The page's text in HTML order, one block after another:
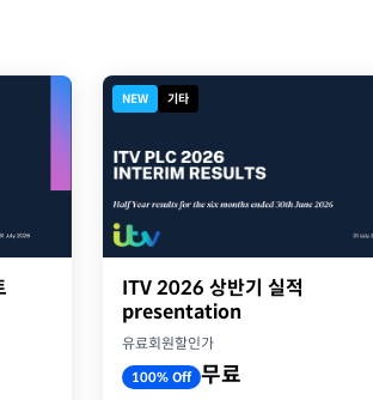
NEW 기타
ITV 2026 상반기 실적
presentation
유료회원할인가
100% Off 무료